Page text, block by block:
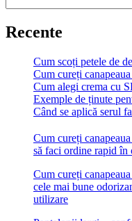
Recente
Cum scoți petele de
Cum cureți
Cum alegi crema cu
Exemple de ținute
Când se aplică serul
Cum cureți
să faci ordine rapid în
Cum cureți
cele mai bune
utilizare